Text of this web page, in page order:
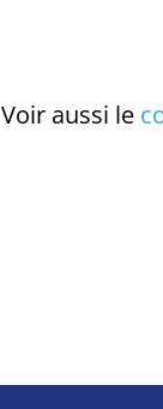
Voir aussi le